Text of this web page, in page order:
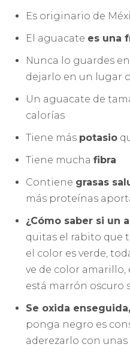
Es originario de
El aguacate es una
Nunca lo guardes
dejarlo en un lugar
Un aguacate de
calorías
Tiene más potasio
Tiene muchafibra
Contiene grasas
más proteínas
¿Cómo saber si un
quitas el rabito que
el color es verde,
ve de color amarillo,
está marrón oscuro
Se oxida enseguida,
ponga negro es
aderezarlo con